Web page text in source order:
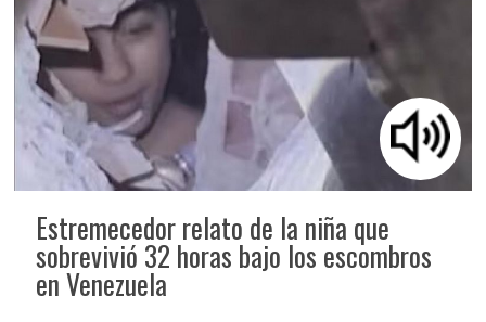
Estremecedor relato de la niña que
sobrevivió 32 horas bajo los escombros
en Venezuela